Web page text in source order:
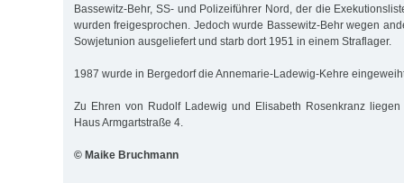
Bassewitz-Behr, SS- und Polizeiführer Nord, der die
wurden freigesprochen. Jedoch wurde Bassewitz-Behr wegen
Sowjetunion ausgeliefert und starb dort 1951 in einem Straflager.
1987 wurde in Bergedorf die Annemarie-Ladewig-Kehre
Zu Ehren von Rudolf Ladewig und Elisabeth Rosenkranz
Haus Armgartstraße 4.
© Maike Bruchmann